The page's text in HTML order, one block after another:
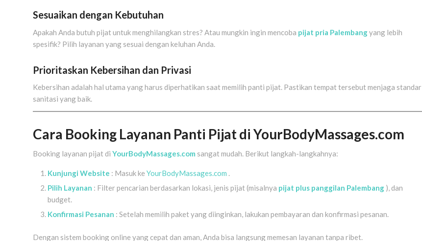
Sesuaikan dengan Kebutuhan
Apakah Anda butuh pijat untuk menghilangkan stres? Atau mungkin ingin mencoba pijat pria Palembangyang lebih
spesifik? Pilih layanan yang sesuai dengan keluhan Anda.
Prioritaskan Kebersihan dan Privasi
Kebersihan adalah hal utama yang harus diperhatikan saat memilih panti pijat. Pastikan tempat tersebut menjaga standar
sanitasi yang baik.
Cara Booking Layanan Panti Pijat di YourBodyMassages.com
Booking layanan pijat di YourBodyMassages.com sangat mudah. Berikut langkah-langkahnya:
Kunjungi Website : Masuk ke YourBodyMassages.com
Pilih Layanan : Filter pencarian berdasarkan lokasi, jenis pijat (misalnya pijat plus panggilan Palembang ), dan
budget.
Konfirmasi Pesanan : Setelah memilih paket yang diinginkan, lakukan pembayaran dan konfirmasi pesanan.
Dengan sistem booking online yang cepat dan aman, Anda bisa langsung memesan layanan tanpa ribet.